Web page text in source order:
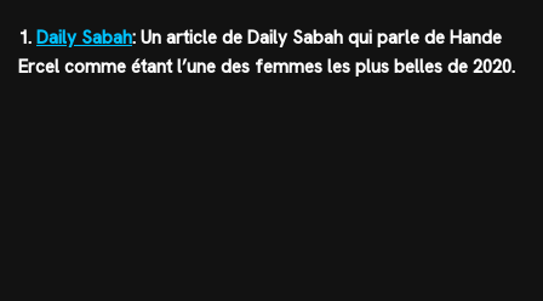
1. Daily Sabah: Un article de Daily Sabah qui parle de Hande
Ercel comme étant l’une des femmes les plus belles de 2020.